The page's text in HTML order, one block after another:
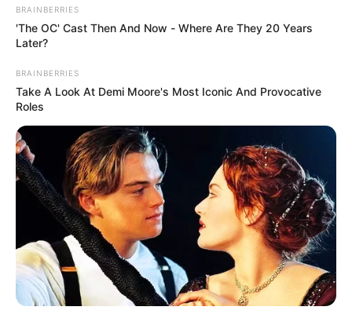
BRAINBERRIES
'The OC' Cast Then And Now - Where Are They 20 Years
Later?
BRAINBERRIES
Take A Look At Demi Moore's Most Iconic And Provocative
Roles